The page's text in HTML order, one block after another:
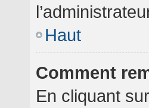
Haut
Comment
En cliquant